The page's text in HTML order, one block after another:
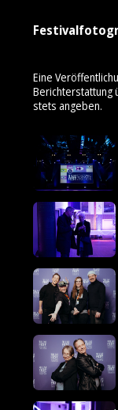
Eine
Berichterstattung
stets angeben.